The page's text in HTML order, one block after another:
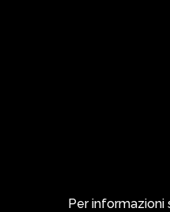
Per informazioni